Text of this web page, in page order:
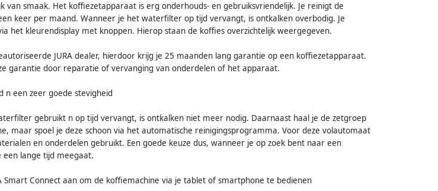
van smaak. Het koffiezetapparaat is erg onderhouds- en gebruiksvriendelijk. Je reinigt de
keer per maand. Wanneer je het waterfilter op tijd vervangt, is ontkalken overbodig. Je
het kleurendisplay met knoppen. Hierop staan de koffies overzichtelijk weergegeven.
JURA dealer, hierdoor krijg je 25 maanden lang garantie op een koffiezetapparaat.
garantie door reparatie of vervanging van onderdelen of het apparaat.
n een zeer goede stevigheid
gebruikt n op tijd vervangt, is ontkalken niet meer nodig. Daarnaast haal je de zetgroep
maar spoel je deze schoon via het automatische reinigingsprogramma. Voor deze volautomaat
en onderdelen gebruikt. Een goede keuze dus, wanneer je op zoek bent naar een
een lange tijd meegaat.
Smart Connect aan om de koffiemachine via je tablet of smartphone te bedienen